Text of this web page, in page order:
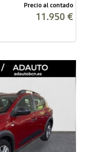
Precio al contado
11.950 €